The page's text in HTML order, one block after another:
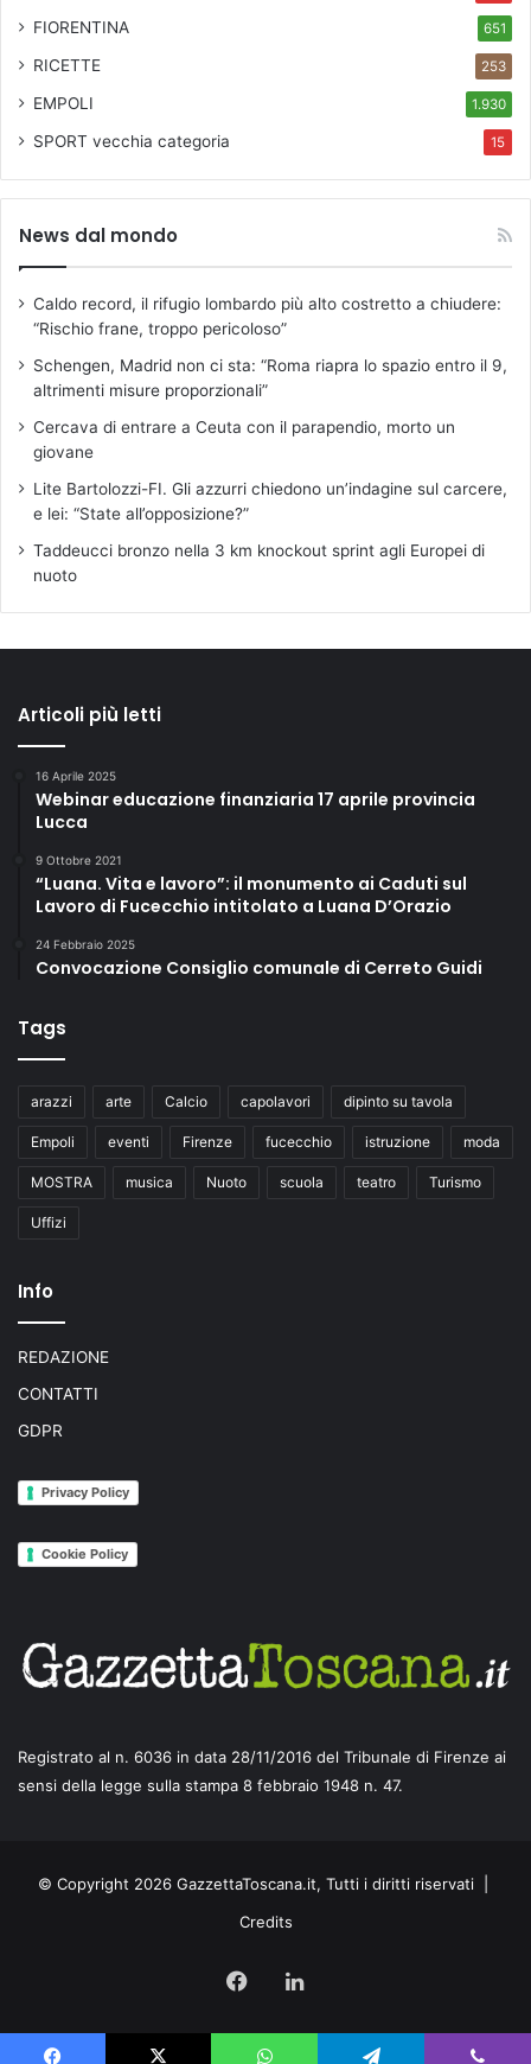
FIORENTINA 651
RICETTE 253
EMPOLI 1.930
SPORT vecchia categoria 15
News dal mondo
Caldo record, il rifugio lombardo più alto costretto a chiudere:
“Rischio frane, troppo pericoloso”
Schengen, Madrid non ci sta: “Roma riapra lo spazio entro il 9,
altrimenti misure proporzionali”
Cercava di entrare a Ceuta con il parapendio, morto un
giovane
Lite Bartolozzi-FI. Gli azzurri chiedono un’indagine sul carcere,
e lei: “State all’opposizione?”
Taddeucci bronzo nella 3 km knockout sprint agli Europei di
nuoto
Articoli più letti
16 Aprile 2025
Webinar educazione finanziaria 17 aprile provincia
Lucca
9 Ottobre 2021
“Luana. Vita e lavoro”: il monumento ai Caduti sul
Lavoro di Fucecchio intitolato a Luana D’Orazio
24 Febbraio 2025
Convocazione Consiglio comunale di Cerreto Guidi
Tags
arazzi arte Calcio capolavori dipinto su tavola
Empoli eventi Firenze fucecchio istruzione moda
MOSTRA musica Nuoto scuola teatro Turismo
Uffizi
Info
REDAZIONE
CONTATTI
GDPR
Privacy Policy
Cookie Policy
Registrato al n. 6036 in data 28/11/2016 del Tribunale di Firenze ai
sensi della legge sulla stampa 8 febbraio 1948 n. 47.
© Copyright 2026 GazzettaToscana.it, Tutti i diritti riservati |
Credits
FacebookLinkedIn